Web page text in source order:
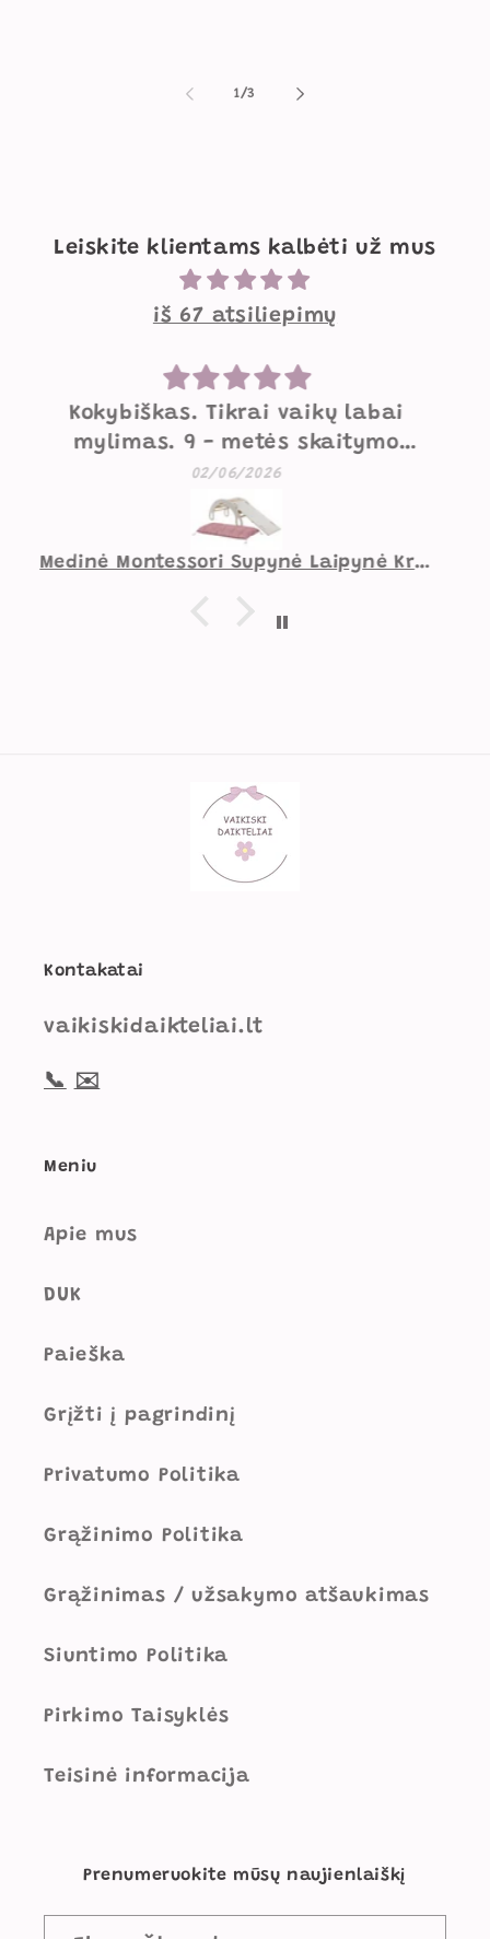
1/iš
3
Leiskite klientams kalbėti už mus
iš 67 atsiliepimų
Mielos supynės
Labai mielos, gražios, geros
kokybės supynės. Mažesniam
vaikui norėtųsi pakietinimo
užpakaliui, didesniam viskas
gerai.
07/05/2026
Supynė Vaiko Kambariui Zuikutis Smėlio Spalvos
Kontakatai
vaikiskidaikteliai.lt
📞 ✉️
Meniu
Apie mus
DUK
Paieška
Grįžti į pagrindinį
Privatumo Politika
Grąžinimo Politika
Grąžinimas / užsakymo atšaukimas
Siuntimo Politika
Pirkimo Taisyklės
Teisinė informacija
Prenumeruokite mūsų naujienlaiškį